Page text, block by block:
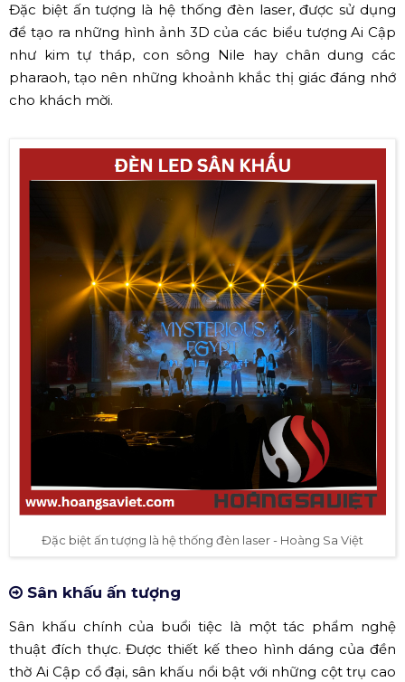
Đặc biệt ấn tượng là hệ thống đèn laser, được sử dụng
để tạo ra những hình ảnh 3D của các biểu tượng Ai Cập
như kim tự tháp, con sông Nile hay chân dung các
pharaoh, tạo nên những khoảnh khắc thị giác đáng nhớ
cho khách mời.
Đặc biệt ấn tượng là hệ thống đèn laser - Hoàng Sa Việt
Sân khấu ấn tượng
Sân khấu chính của buổi tiệc là một tác phẩm nghệ
thuật đích thực. Được thiết kế theo hình dáng của đền
thờ Ai Cập cổ đại, sân khấu nổi bật với những cột trụ cao